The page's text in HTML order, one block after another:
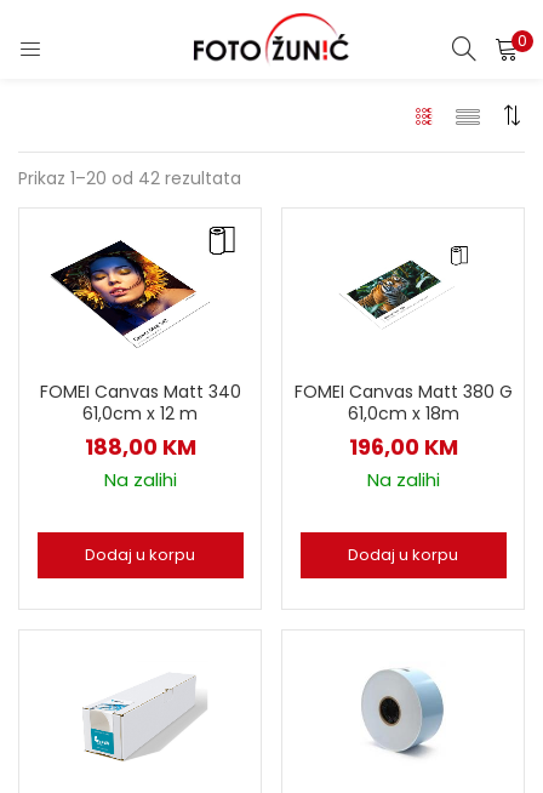
0
Prikaz 1–20 od 42 rezultata
FOMEI Canvas Matt 340
61,0cm x 12 m
188,00 KM
Na zalihi
Dodaj u korpu
FOMEI Canvas Matt 380 G
61,0cm x 18m
196,00 KM
Na zalihi
Dodaj u korpu